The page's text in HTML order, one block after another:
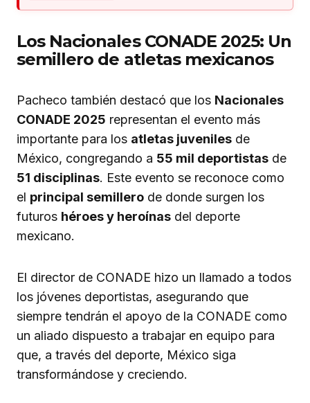
Los Nacionales CONADE 2025: Un
semillero de atletas mexicanos
Pacheco también destacó que los Nacionales
CONADE 2025 representan el evento más
importante para los atletas juveniles de
México, congregando a 55 mil deportistas de
51 disciplinas. Este evento se reconoce como
el principal semillero de donde surgen los
futuros héroes y heroínas del deporte
mexicano.
El director de CONADE hizo un llamado a todos
los jóvenes deportistas, asegurando que
siempre tendrán el apoyo de la CONADE como
un aliado dispuesto a trabajar en equipo para
que, a través del deporte, México siga
transformándose y creciendo.